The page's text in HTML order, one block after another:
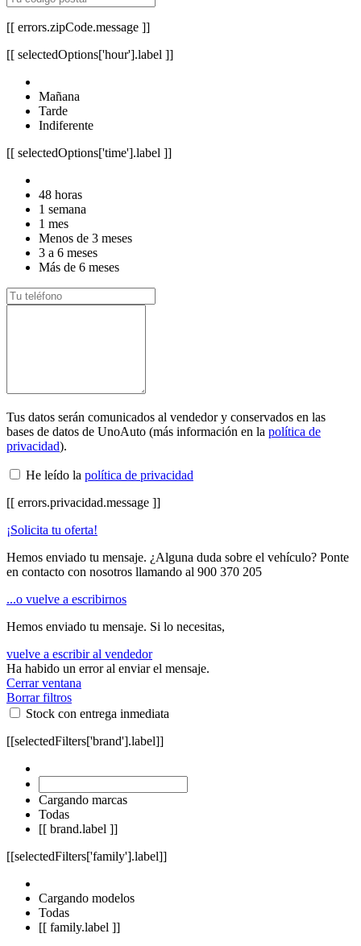
[[ errors.zipCode.message ]]
[[ selectedOptions['hour'].label ]]
Mañana
Tarde
Indiferente
[[ selectedOptions['time'].label ]]
48 horas
1 semana
1 mes
Menos de 3 meses
3 a 6 meses
Más de 6 meses
Tus datos serán comunicados al vendedor y conservados en las
bases de datos de UnoAuto (más información en la política de
privacidad).
He leído la política de privacidad
[[ errors.privacidad.message ]]
¡Solicita tu oferta!
Hemos enviado tu mensaje. ¿Alguna duda sobre el vehículo? Ponte
en contacto con nosotros llamando al 900 370 205
...o vuelve a escribirnos
Hemos enviado tu mensaje. Si lo necesitas,
vuelve a escribir al vendedor
Ha habido un error al enviar el mensaje.
Cerrar ventana
Borrar filtros
Stock con entrega inmediata
[[selectedFilters['brand'].label]]
Cargando marcas
Todas
[[ brand.label ]]
[[selectedFilters['family'].label]]
Cargando modelos
Todas
[[ family.label ]]